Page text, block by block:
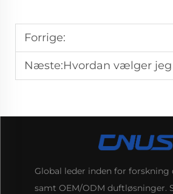
Forrige:
Næste:Hvordan vælger jeg de rigtige æteriske
Global leder inden for
samt OEM/ODM duftløsninger.